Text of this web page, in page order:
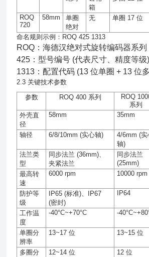
箱
ROQ
720
58mm
单圈
绝对
无 单圈 17位
命名规则示例：ROQ 425 1313
ROQ：海德汉绝对式旋转编码器系列
425：型号编号 (代表尺寸、精度等级)
1313：配置代码 (13 位单圈 + 13 位
2.3 关键技术参数
参数
ROQ 400 系列
ROQ
系列
外壳直
径
58mm 35mm
轴径 6/8/10mm (实心轴) 4/6mm (实
轴)
法兰类
型
同步法兰 (36mm)、
夹紧法兰
同步法兰
(25mm)
最高转
速
6000 rpm 10000 rpm
防护等
级
IP65 (标准)、
IP67
(密封)
IP64
工作温
度
-40°C~+70°C -
单圈分
辨率
13~17位 13~15位
多圈分
12~14位 12位